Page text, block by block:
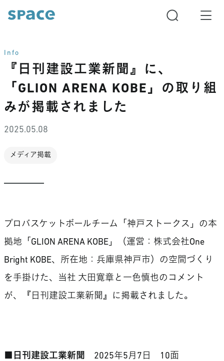
Info
『日刊建設工業新聞』に、
「GLION ARENA KOBE」の取り組
みが掲載されました
2025.05.08
メディア掲載
プロバスケットボールチーム「神戸ストークス」の本
拠地「GLION ARENA KOBE」（運営：株式会社One
Bright KOBE、所在地：兵庫県神戸市​）の空間づくり
を手掛けた、当社 大田寛章と一色慎也のコメント
が、『日刊建設工業新聞』に掲載されました。
■日刊建設工業新聞 2025年5月7日 10面